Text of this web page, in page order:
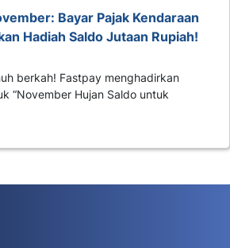
Bayar Pajak Kendaraan
Hadiah Saldo Jutaan Rupiah!
berkah! Fastpay menghadirkan
“November Hujan Saldo untuk